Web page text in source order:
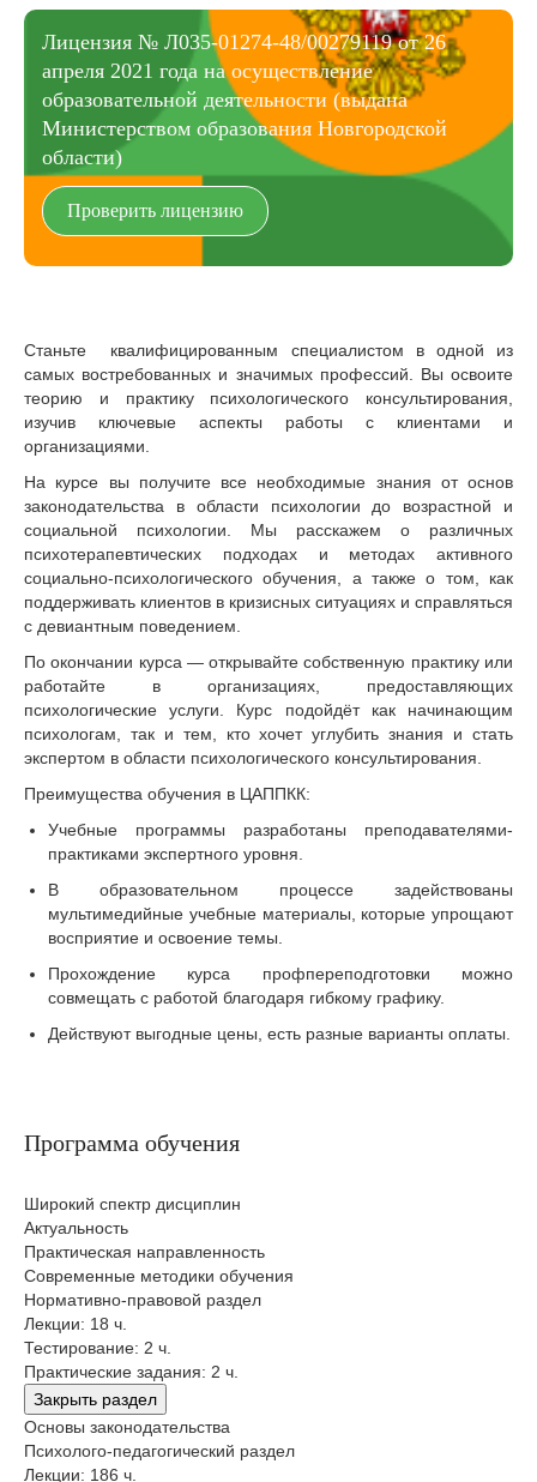
Лицензия № Л035-01274-48/00279119 от 26
апреля 2021 года на осуществление
образовательной деятельности (выдана
Министерством образования Новгородской
области)
Проверить лицензию
Станьте квалифицированным специалистом в одной из
самых востребованных и значимых профессий. Вы освоите
теорию и практику психологического консультирования,
изучив ключевые аспекты работы с клиентами и
организациями.
На курсе вы получите все необходимые знания от основ
законодательства в области психологии до возрастной и
социальной психологии. Мы расскажем о различных
психотерапевтических подходах и методах активного
социально-психологического обучения, а также о том, как
поддерживать клиентов в кризисных ситуациях и справляться
с девиантным поведением.
По окончании курса — открывайте собственную практику или
работайте в организациях, предоставляющих
психологические услуги. Курс подойдёт как начинающим
психологам, так и тем, кто хочет углубить знания и стать
экспертом в области психологического консультирования.
Преимущества обучения в ЦАППКК:
Учебные программы разработаны преподавателями-
практиками экспертного уровня.
В образовательном процессе задействованы
мультимедийные учебные материалы, которые упрощают
восприятие и освоение темы.
Прохождение курса профпереподготовки можно
совмещать с работой благодаря гибкому графику.
Действуют выгодные цены, есть разные варианты оплаты.
Программа обучения
Широкий спектр дисциплин
Актуальность
Практическая направленность
Современные методики обучения
Нормативно-правовой раздел
Лекции: 18 ч.
Тестирование: 2 ч.
Практические задания: 2 ч.
Закрыть раздел
Основы законодательства
Психолого-педагогический раздел
Лекции: 186 ч.